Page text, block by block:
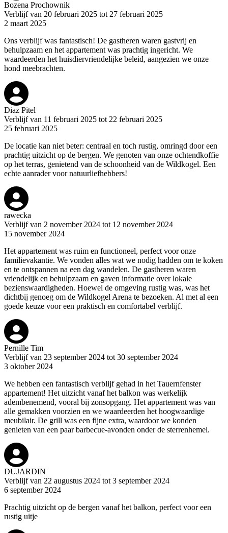
Bozena Prochownik
Verblijf van 20 februari 2025 tot 27 februari 2025
2 maart 2025
Ons verblijf was fantastisch! De gastheren waren gastvrij en
behulpzaam en het appartement was prachtig ingericht. We
waardeerden het huisdiervriendelijke beleid, aangezien we onze
hond meebrachten.
Diaz Pitel
Verblijf van 11 februari 2025 tot 22 februari 2025
25 februari 2025
De locatie kan niet beter: centraal en toch rustig, omringd door een
prachtig uitzicht op de bergen. We genoten van onze ochtendkoffie
op het terras, genietend van de schoonheid van de Wildkogel. Een
echte aanrader voor natuurliefhebbers!
rawecka
Verblijf van 2 november 2024 tot 12 november 2024
15 november 2024
Het appartement was ruim en functioneel, perfect voor onze
familievakantie. We vonden alles wat we nodig hadden om te koken
en te ontspannen na een dag wandelen. De gastheren waren
vriendelijk en behulpzaam en gaven informatie over lokale
bezienswaardigheden. Hoewel de omgeving rustig was, was het
dichtbij genoeg om de Wildkogel Arena te bezoeken. Al met al een
goede keuze voor een praktisch en comfortabel verblijf.
Pernille Tim
Verblijf van 23 september 2024 tot 30 september 2024
3 oktober 2024
We hebben een fantastisch verblijf gehad in het Tauernfenster
appartement! Het uitzicht vanaf het balkon was werkelijk
adembenemend, vooral bij zonsopgang. Het appartement was van
alle gemakken voorzien en we waardeerden het hoogwaardige
meubilair. De grill was een fijne extra, waardoor we konden
genieten van een paar barbecue-avonden onder de sterrenhemel.
DUJARDIN
Verblijf van 22 augustus 2024 tot 3 september 2024
6 september 2024
Prachtig uitzicht op de bergen vanaf het balkon, perfect voor een
rustig uitje